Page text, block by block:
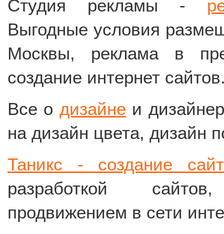
Студия рекламы -
Выгодные условия
Москвы, реклама в
создание интернет
Все о дизайне и
на дизайн цвета, дизайн
Таникс - создание
разработкой
продвижением в сети